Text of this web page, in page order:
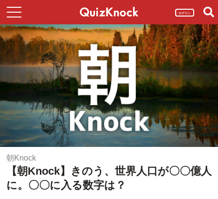
ログイン
朝Knock
【朝Knock】きのう、世界人口が〇〇億人
に。〇〇に入る数字は？